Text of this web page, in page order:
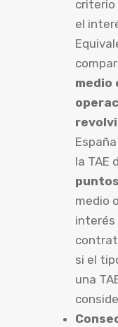
criterio
el
medio
la TAE
medio
interés
si el
una